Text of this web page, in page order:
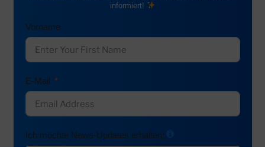
informiert!
Vorname
E-Mail
Ich möchte News-Updates erhalten: